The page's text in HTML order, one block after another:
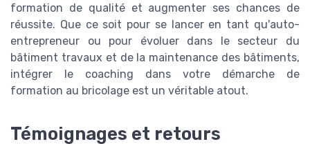
formation de qualité et augmenter ses chances de
réussite. Que ce soit pour se lancer en tant qu'auto-
entrepreneur ou pour évoluer dans le secteur du
bâtiment travaux et de la maintenance des bâtiments,
intégrer le coaching dans votre démarche de
formation au bricolage est un véritable atout.
Témoignages et retours